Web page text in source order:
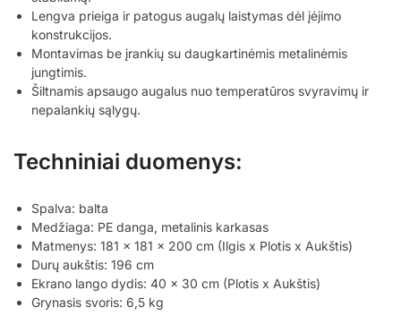
Lengva prieiga ir patogus augalų laistymas dėl įėjimo
konstrukcijos.
Montavimas be įrankių su daugkartinėmis metalinėmis
jungtimis.
Šiltnamis apsaugo augalus nuo temperatūros svyravimų ir
nepalankių sąlygų.
Techniniai duomenys:
Spalva: balta
Medžiaga: PE danga, metalinis karkasas
Matmenys: 181 x 181 x 200 cm (Ilgis x Plotis x Aukštis)
Durų aukštis: 196 cm
Ekrano lango dydis: 40 x 30 cm (Plotis x Aukštis)
Grynasis svoris: 6,5 kg